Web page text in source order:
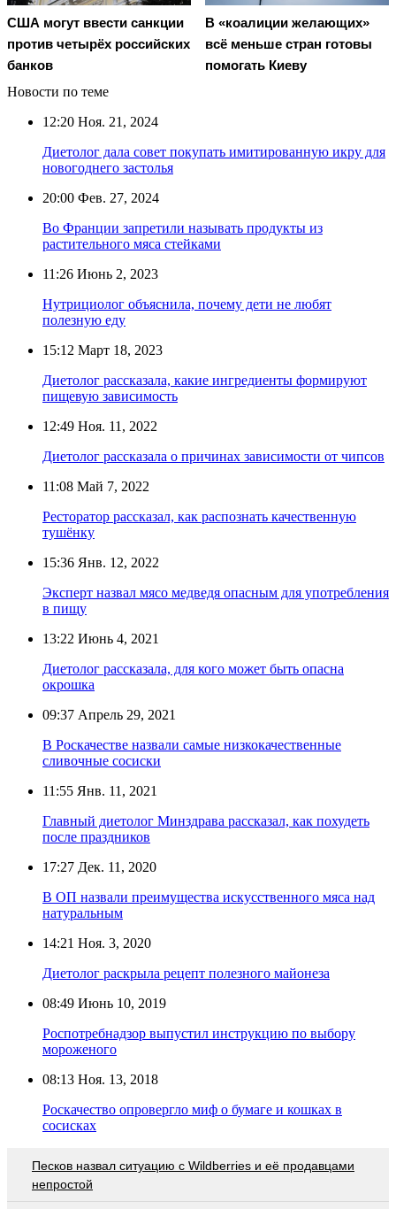
США могут ввести санкции
против четырёх российских
банков
В «коалиции желающих»
всё меньше стран готовы
помогать Киеву
Новости по теме
12:20 Ноя. 21, 2024
Диетолог дала совет покупать имитированную икру для
новогоднего застолья
20:00 Фев. 27, 2024
Во Франции запретили называть продукты из
растительного мяса стейками
11:26 Июнь 2, 2023
Нутрициолог объяснила, почему дети не любят
полезную еду
15:12 Март 18, 2023
Диетолог рассказала, какие ингредиенты формируют
пищевую зависимость
12:49 Ноя. 11, 2022
Диетолог рассказала о причинах зависимости от чипсов
11:08 Май 7, 2022
Ресторатор рассказал, как распознать качественную
тушёнку
15:36 Янв. 12, 2022
Эксперт назвал мясо медведя опасным для употребления
в пищу
13:22 Июнь 4, 2021
Диетолог рассказала, для кого может быть опасна
окрошка
09:37 Апрель 29, 2021
В Роскачестве назвали самые низкокачественные
сливочные сосиски
11:55 Янв. 11, 2021
Главный диетолог Минздрава рассказал, как похудеть
после праздников
17:27 Дек. 11, 2020
В ОП назвали преимущества искусственного мяса над
натуральным
14:21 Ноя. 3, 2020
Диетолог раскрыла рецепт полезного майонеза
08:49 Июнь 10, 2019
Роспотребнадзор выпустил инструкцию по выбору
мороженого
08:13 Ноя. 13, 2018
Роскачество опровергло миф о бумаге и кошках в
сосисках
Песков назвал ситуацию с Wildberries и её продавцами
непростой